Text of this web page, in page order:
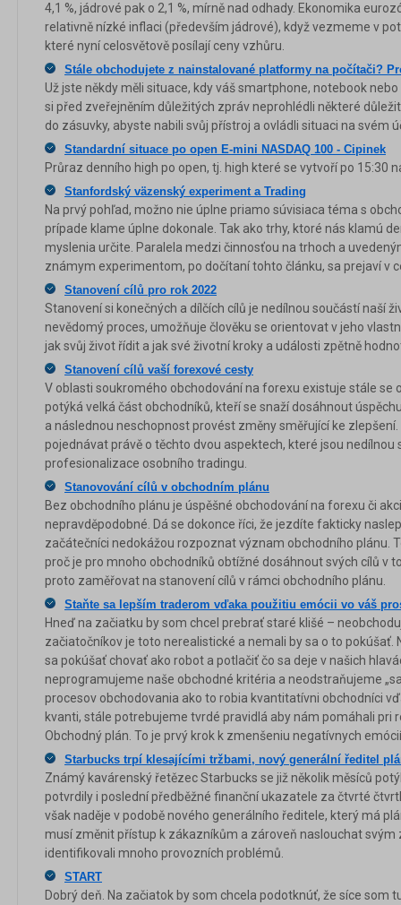
4,1 %, jádrové pak o 2,1 %, mírně nad odhady. Ekonomika
relativně nízké inflaci (především jádrové), když vezmeme v
které nyní celosvětově posílají ceny vzhůru.
Stále obchodujete z nainstalované platformy na počítači?
Už jste někdy měli situace, kdy váš smartphone, notebook
si před zveřejněním důležitých zpráv neprohlédli některé
do zásuvky, abyste nabili svůj přístroj a ovládli situaci na svém
Standardní situace po open E-mini NASDAQ 100 - Cipinek
Průraz denního high po open, tj. high které se vytvoří po 15:30
Stanfordský väzenský experiment a Trading
Na prvý pohľad, možno nie úplne priamo súvisiaca téma s
prípade klame úplne dokonale. Tak ako trhy, ktoré nás klamú
myslenia určite. Paralela medzi činnosťou na trhoch a
známym experimentom, po dočítaní tohto článku, sa prejaví v
Stanovení cílů pro rok 2022
Stanovení si konečných a dílčích cílů je nedílnou součástí naší
nevědomý proces, umožňuje člověku se orientovat v jeho
jak svůj život řídit a jak své životní kroky a události zpětně
Stanovení cílů vaší forexové cesty
V oblasti soukromého obchodování na forexu existuje stále se
potýká velká část obchodníků, kteří se snaží dosáhnout
a následnou neschopnost provést změny směřující ke
pojednávat právě o těchto dvou aspektech, které jsou nedílnou
profesionalizace osobního tradingu.
Stanovování cílů v obchodním plánu
Bez obchodního plánu je úspěšné obchodování na forexu či
nepravděpodobné. Dá se dokonce říci, že jezdíte fakticky
začátečníci nedokážou rozpoznat význam obchodního plánu.
proč je pro mnoho obchodníků obtížné dosáhnout svých cílů v
proto zaměřovat na stanovení cílů v rámci obchodního plánu.
Staňte sa lepším traderom vďaka použitiu emócii vo váš
Hneď na začiatku by som chcel prebrať staré klišé –
začiatočníkov je toto nerealistické a nemali by sa o to pokúšať.
sa pokúšať chovať ako robot a potlačiť čo sa deje v našich
neprogramujeme naše obchodné kritéria a neodstraňujeme
procesov obchodovania ako to robia kvantitatívni obchodníci
kvanti, stále potrebujeme tvrdé pravidlá aby nám pomáhali pri
Obchodný plán. To je prvý krok k zmenšeniu negatívnych
Starbucks trpí klesajícími tržbami, nový generální ředitel
Známý kavárenský řetězec Starbucks se již několik měsíců
potvrdily i poslední předběžné finanční ukazatele za čtvrté
však naděje v podobě nového generálního ředitele, který má
musí změnit přístup k zákazníkům a zároveň naslouchat
identifikovali mnoho provozních problémů.
START
Dobrý deň. Na začiatok by som chcela podotknúť, že síce som